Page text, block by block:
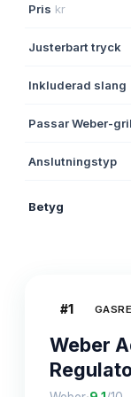
Pris kr
Justerbart tryck
Inkluderad slang
Passar Weber-
Anslutningstyp
Betyg
#1
Weber